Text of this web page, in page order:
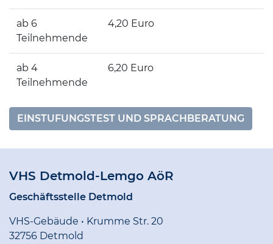
ab 6
Teilnehmende
4,20 Euro
ab 4
Teilnehmende
6,20 Euro
EINSTUFUNGSTEST UND SPRACHBERATUNG
VHS Detmold-Lemgo AöR
Geschäftsstelle Detmold
VHS-Gebäude • Krumme Str. 20
32756 Detmold